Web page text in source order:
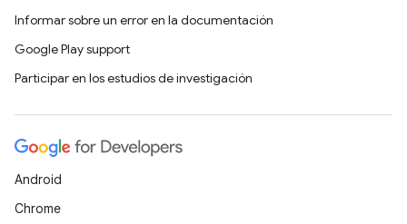
Informar sobre un error en la documentación
Google Play support
Participar en los estudios de investigación
Android
Chrome